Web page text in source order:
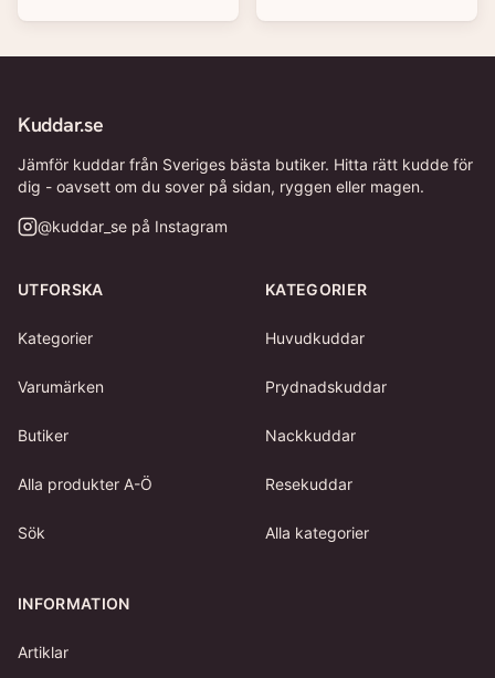
Kuddar.se
Jämför kuddar från Sveriges bästa butiker. Hitta rätt kudde för
dig - oavsett om du sover på sidan, ryggen eller magen.
@kuddar_se på Instagram
UTFORSKA
Kategorier
Varumärken
Butiker
Alla produkter A-Ö
Sök
KATEGORIER
Huvudkuddar
Prydnadskuddar
Nackkuddar
Resekuddar
Alla kategorier
INFORMATION
Artiklar